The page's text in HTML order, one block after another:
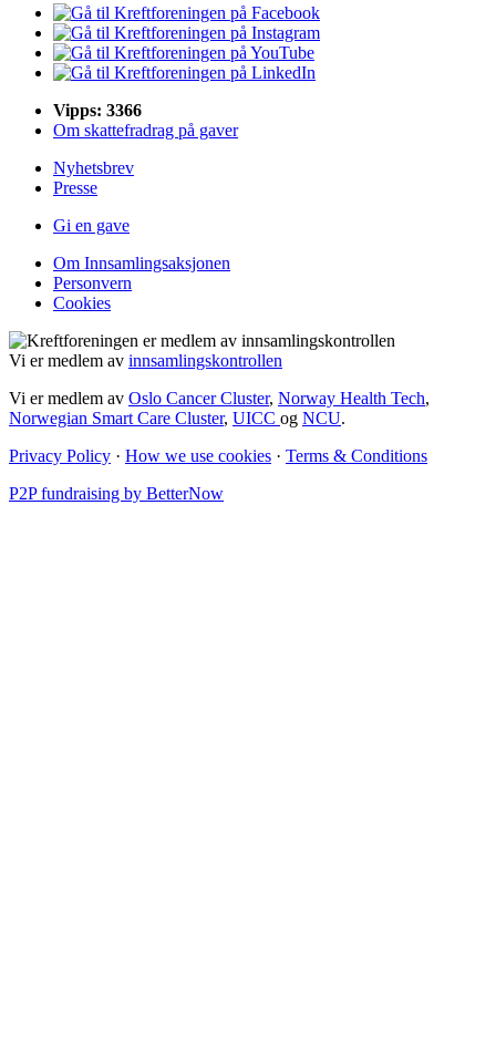
Vipps: 3366
Om skattefradrag på gaver
Nyhetsbrev
Presse
Gi en gave
Om Innsamlingsaksjonen
Personvern
Cookies
Vi er medlem av innsamlingskontrollen
Vi er medlem av Oslo Cancer Cluster, Norway Health Tech,
Norwegian Smart Care Cluster, UICC og NCU.
Privacy Policy · How we use cookies · Terms & Conditions
P2P fundraising by BetterNow